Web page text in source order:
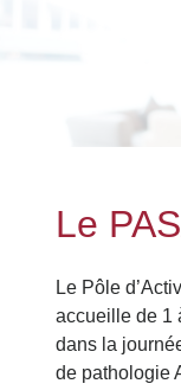
Le
Le Pôle
accueille de 1
dans la
de pathologie